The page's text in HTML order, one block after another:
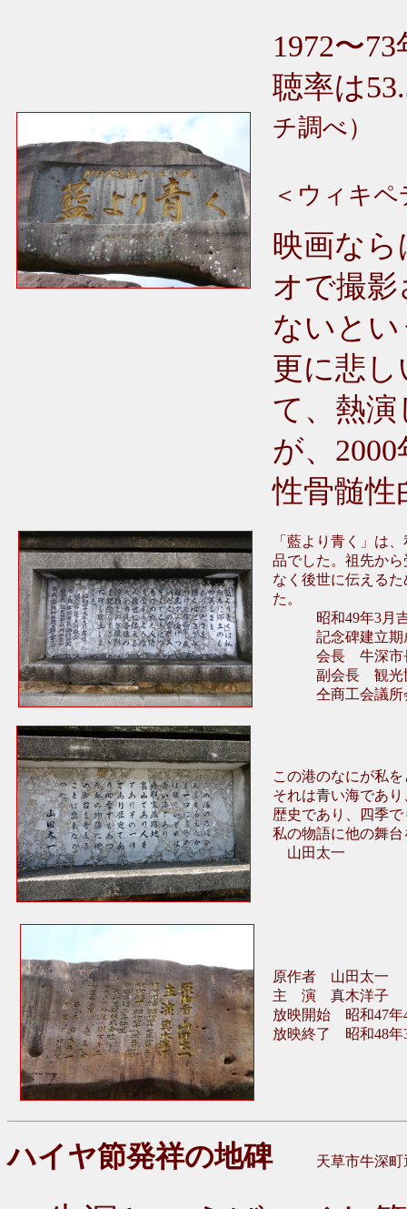
1972〜
聴率は
チ調べ）
＜ウィキ
映画な
オで撮
ないと
更に悲
て、熱
が、
性骨髄性
「藍より青く」は
品でした。祖先か
なく後世に伝える
た。
昭和49年3月
記念碑建立期
会長 牛深市
副会長 観光協
仝商工会議所
この港のなにが私
それは青い海であ
歴史であり、四季
私の物語に他の舞
山田太一
原作者 山田太一
主 演 真木洋子
放映開始 昭和47年
放映終了 昭和48年
ハイヤ節発祥の地碑天草市牛深町